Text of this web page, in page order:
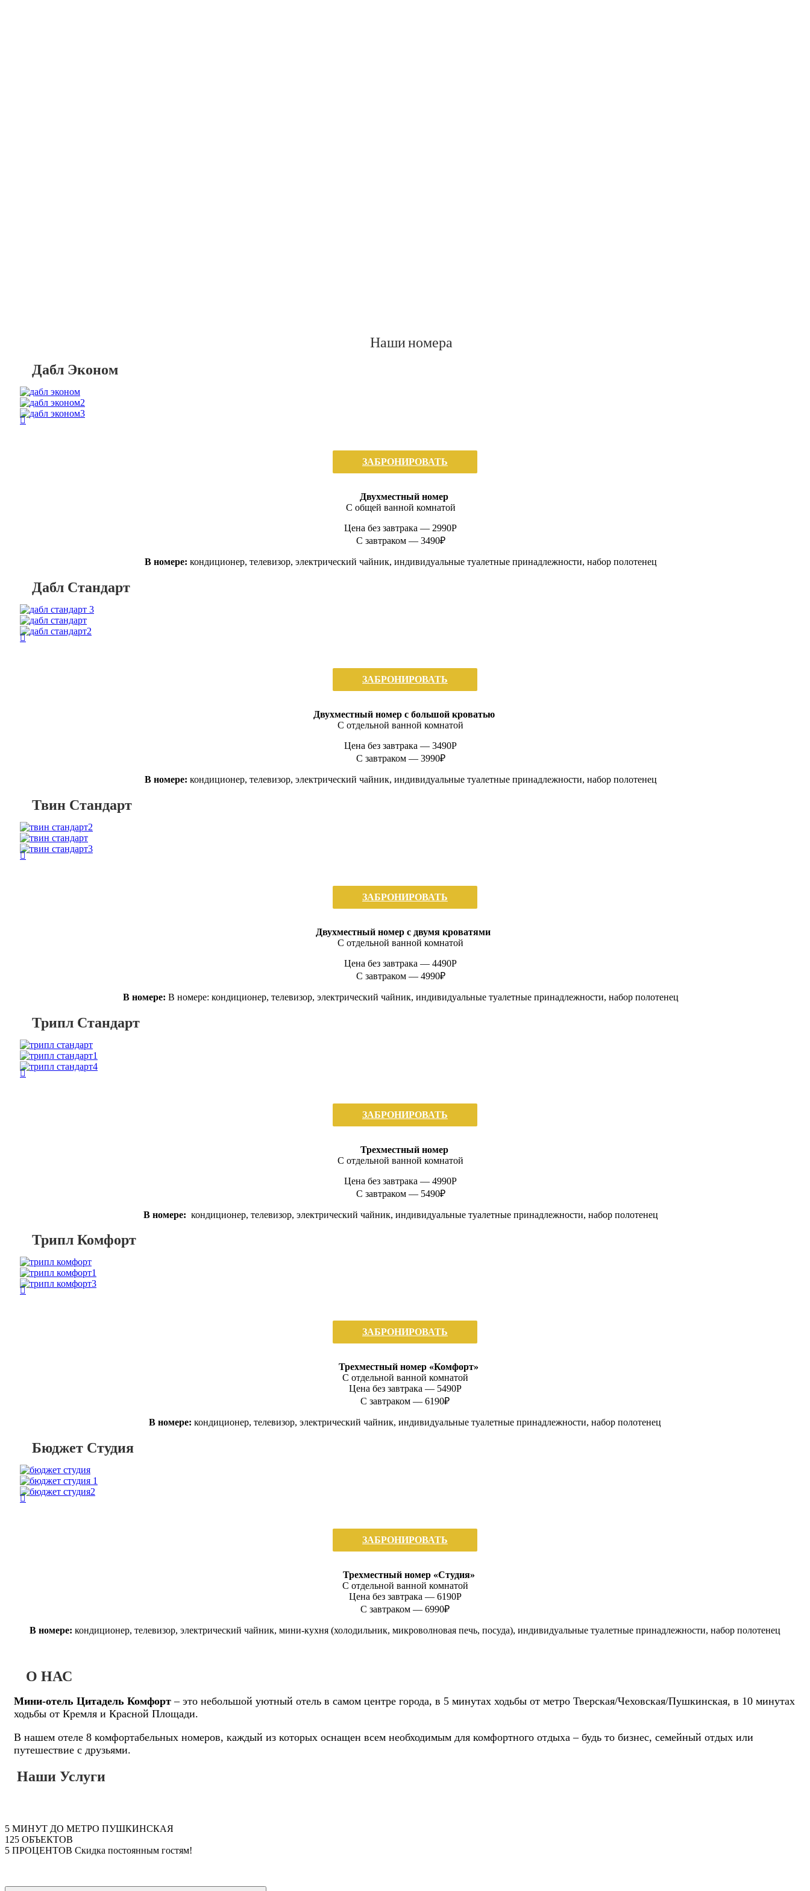
Наши номера
Дабл Эконом
ЗАБРОНИРОВАТЬ
Двухместный номер
С общей ванной комнатой
Цена без завтрака — 2990P
С завтраком — 3490₽
В номере: кондиционер, телевизор, электрический чайник, индивидуальные туалетные принадлежности, набор полотенец
Дабл Стандарт
ЗАБРОНИРОВАТЬ
Двухместный номер с большой кроватью
С отдельной ванной комнатой
Цена без завтрака — 3490P
С завтраком — 3990₽
В номере: кондиционер, телевизор, электрический чайник, индивидуальные туалетные принадлежности, набор полотенец
Твин Стандарт
ЗАБРОНИРОВАТЬ
Двухместный номер с двумя кроватями
С отдельной ванной комнатой
Цена без завтрака — 4490P
С завтраком — 4990₽
В номере: В номере: кондиционер, телевизор, электрический чайник, индивидуальные туалетные принадлежности, набор полотенец
Трипл Стандарт
ЗАБРОНИРОВАТЬ
Трехместный номер
С отдельной ванной комнатой
Цена без завтрака — 4990P
С завтраком — 5490₽
В номере: кондиционер, телевизор, электрический чайник, индивидуальные туалетные принадлежности, набор полотенец
Трипл Комфорт
ЗАБРОНИРОВАТЬ
Трехместный номер «Комфорт»
С отдельной ванной комнатой
Цена без завтрака — 5490P
С завтраком — 6190₽
В номере: кондиционер, телевизор, электрический чайник, индивидуальные туалетные принадлежности, набор полотенец
Бюджет Студия
ЗАБРОНИРОВАТЬ
Трехместный номер «Студия»
С отдельной ванной комнатой
Цена без завтрака — 6190P
С завтраком — 6990₽
В номере: кондиционер, телевизор, электрический чайник, мини-кухня (холодильник, микроволновая печь, посуда), индивидуальные туалетные принадлежности, набор полотенец
О НАС
Мини-отель Цитадель Комфорт – это небольшой уютный отель в самом центре города, в 5 минутах ходьбы от метро Тверская/Чеховская/Пушкинская, в 10 минутах
ходьбы от Кремля и Красной Площади.
В нашем отеле 8 комфортабельных номеров, каждый из которых оснащен всем необходимым для комфортного отдыха – будь то бизнес, семейный отдых или
путешествие с друзьями.
Наши Услуги
5 МИНУТ ДО МЕТРО ПУШКИНСКАЯ
125 ОБЪЕКТОВ
5 ПРОЦЕНТОВ Скидка постоянным гостям!